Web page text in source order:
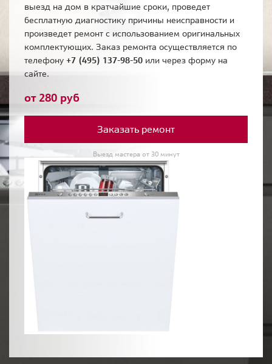
выезд на дом в кратчайшие сроки, проведет
бесплатную диагностику причины неисправности и
произведет ремонт с использованием оригинальных
комплектующих. Заказ ремонта осуществляется по
телефону +7 (495) 137-98-50 или через форму на
сайте.
от 280 руб
Заказать ремонт
Выезд мастера от 30 минут